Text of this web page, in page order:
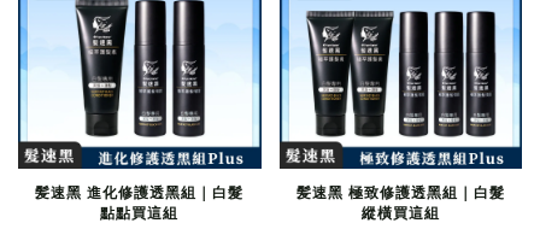
髪速黑 進化修護透黑組｜白髮
點點買這組
髪速黑 極致修護透黑組｜白髮
縱橫買這組